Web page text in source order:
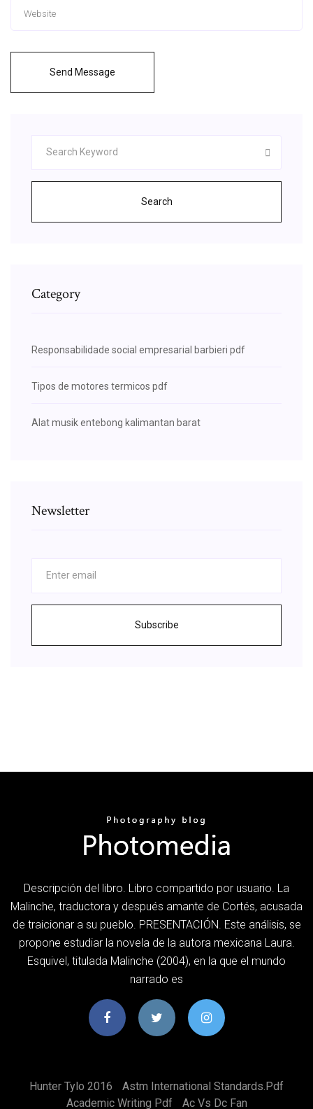
Send Message
Search
Category
Responsabilidade social empresarial barbieri pdf
Tipos de motores termicos pdf
Alat musik entebong kalimantan barat
Newsletter
Subscribe
Descripción del libro. Libro compartido por usuario. La
Malinche, traductora y después amante de Cortés, acusada
de traicionar a su pueblo. PRESENTACIÓN. Este análisis, se
propone estudiar la novela de la autora mexicana Laura.
Esquivel, titulada Malinche (2004), en la que el mundo
narrado es
Hunter Tylo 2016
Astm International Standards.pdf
Academic Writing Pdf
Ac Vs Dc Fan